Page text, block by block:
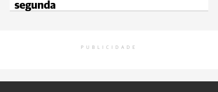
segunda
PUBLICIDADE